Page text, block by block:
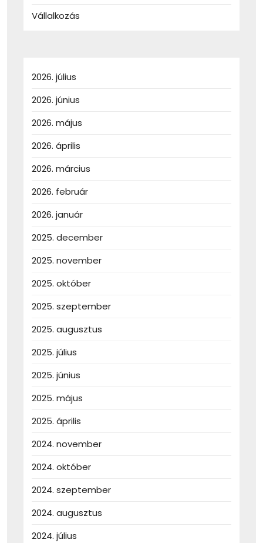
Vállalkozás
2026. július
2026. június
2026. május
2026. április
2026. március
2026. február
2026. január
2025. december
2025. november
2025. október
2025. szeptember
2025. augusztus
2025. július
2025. június
2025. május
2025. április
2024. november
2024. október
2024. szeptember
2024. augusztus
2024. július